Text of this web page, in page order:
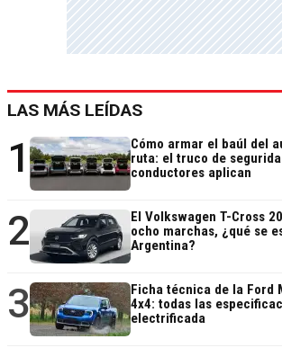
LAS MÁS LEÍDAS
1
Cómo armar el baúl del
ruta: el truco de
conductores aplican
2
El Volkswagen T-Cross
ocho marchas, ¿qué se
Argentina?
3
Ficha técnica de la Ford
4x4: todas las
electrificada